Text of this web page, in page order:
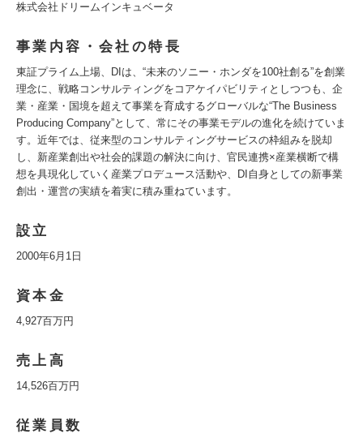
株式会社ドリームインキュベータ
事業内容・会社の特長
東証プライム上場、DIは、“未来のソニー・ホンダを100社創る”を創業
理念に、戦略コンサルティングをコアケイパビリティとしつつも、企
業・産業・国境を超えて事業を育成するグローバルな“The Business
Producing Company”として、常にその事業モデルの進化を続けていま
す。近年では、従来型のコンサルティングサービスの枠組みを脱却
し、新産業創出や社会的課題の解決に向け、官民連携×産業横断で構
想を具現化していく産業プロデュース活動や、DI自身としての新事業
創出・運営の実績を着実に積み重ねています。
設立
2000年6月1日
資本金
4,927百万円
売上高
14,526百万円
従業員数